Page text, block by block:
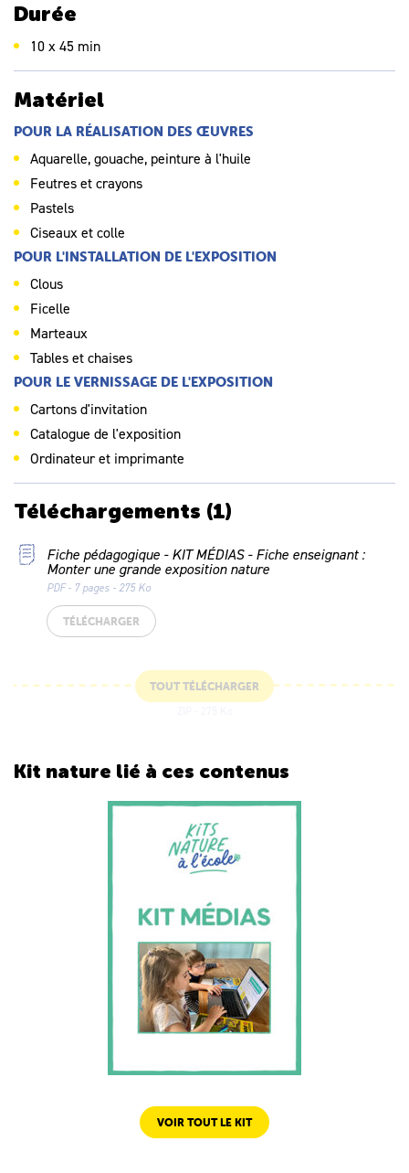
production plastique individuelle ou collective, anticiper les
difficultés éventuelles
Durée
10 x 45 min
Matériel
POUR LA RÉALISATION DES ŒUVRES
Aquarelle, gouache, peinture à l'huile
Feutres et crayons
Pastels
Ciseaux et colle
POUR L'INSTALLATION DE L'EXPOSITION
Clous
Ficelle
Marteaux
Tables et chaises
POUR LE VERNISSAGE DE L'EXPOSITION
Cartons d'invitation
Catalogue de l'exposition
Ordinateur et imprimante
Téléchargements (1)
Fiche pédagogique - KIT MÉDIAS - Fiche enseignant :
Monter une grande exposition nature
PDF - 7 pages - 275 Ko
TÉLÉCHARGER
TOUT TÉLÉCHARGER
Kit nature lié à ces contenus
VOIR TOUT LE KIT